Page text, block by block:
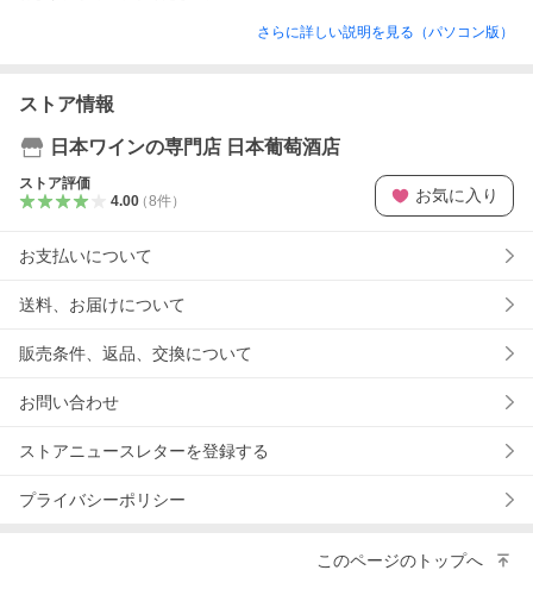
さらに詳しい説明を見る（パソコン版）
ストア情報
日本ワインの専門店 日本葡萄酒店
ストア評価
4.00（8件） お気に入り
お支払いについて
送料、お届けについて
販売条件、返品、交換について
お問い合わせ
ストアニュースレターを登録する
プライバシーポリシー
このページのトップへ